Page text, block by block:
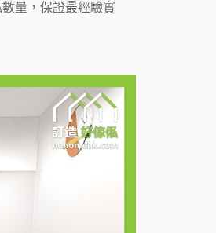
量，保證最經驗實